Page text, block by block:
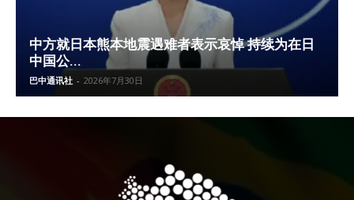
中方就日本熊本地震遇难者表示哀悼 持续为在日
中国公...
巴中通讯社 - 2026年7月30日